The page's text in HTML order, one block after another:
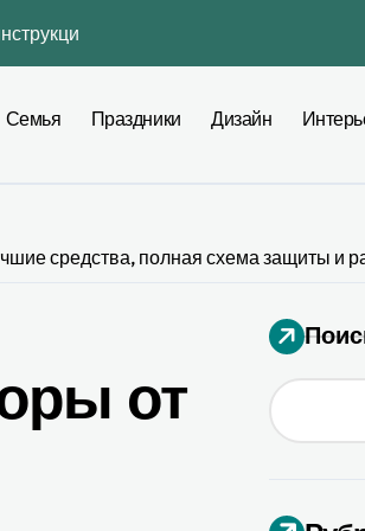
без ошибок
по созданию гармоничной
честное сравнение 2026
инструкция
Семья Праздники Дизайн
средства, полная схема защиты и
от